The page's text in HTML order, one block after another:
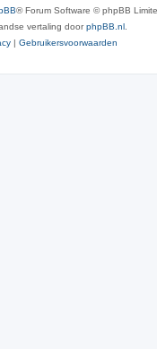
® Forum Software © phpBB
vertaling doorphpBB.nl
| Gebruikersvoorwaarden